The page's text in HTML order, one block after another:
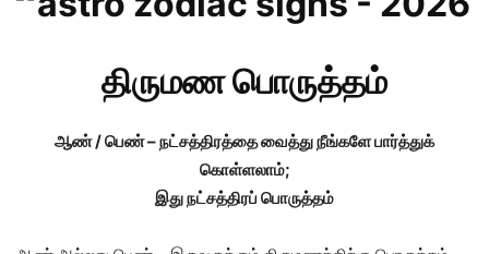
திருமண பொருத்தம்
ஆண் / பெண் – நட்சத்திரத்தை வைத்து நீங்களே பார்த்துக்
கொள்ளலாம்;
இது நட்சத்திரப் பொருத்தம்